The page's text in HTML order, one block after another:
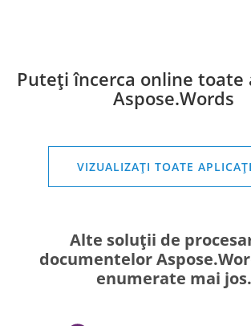
Puteți încerca online toate
Aspose.Words
VIZUALIZAȚI TOATE
Alte soluții de
documentelor
enumerate mai jos.